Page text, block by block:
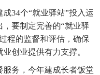
34个“就业驿站”投入运
要制定完善的“就业驿
程的监督和评估，确保
创业提供有力支撑。
务，今年建成长者饭堂